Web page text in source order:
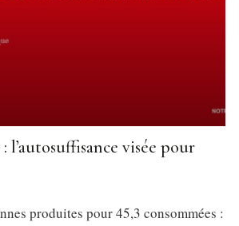
l’autosuffisance visée pour
produites pour 45,3 consommées :